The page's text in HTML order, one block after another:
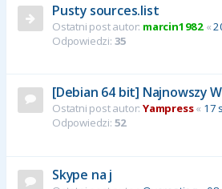
Pusty sources.list
Ostatni post autor: marcin1982 «
Odpowiedzi: 35
[Debian 64 bit] Najnowszy
Ostatni post autor: Yampress« 17
Odpowiedzi: 52
Skype na j